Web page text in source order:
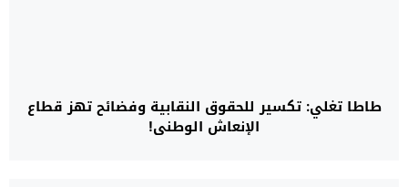
طاطا تغلي: تكسير للحقوق النقابية وفضائح تهز قطاع
الإنعاش الوطني!